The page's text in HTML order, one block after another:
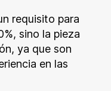
requisito para
sino la pieza
ya que son
en las